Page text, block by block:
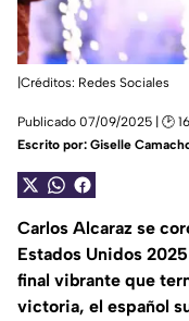
|Créditos: Redes Sociales
Publicado 07/09/2025 | 🕑
Escrito por: Giselle
Carlos Alcaraz se
Estados Unidos
final vibrante que
victoria, el español